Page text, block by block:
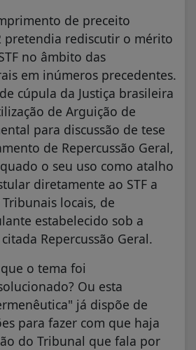
de preceito
pretendia rediscutir o mérito
no âmbito das
em inúmeros precedentes.
cúpula da Justiça brasileira
de Arguição de
para discussão de tese
de Repercussão Geral,
o seu uso como atalho
diretamente ao STF a
locais, de
estabelecido sob a
Repercussão Geral.
o tema foi
Ou esta
já dispõe de
para fazer com que haja
do Tribunal que fala por